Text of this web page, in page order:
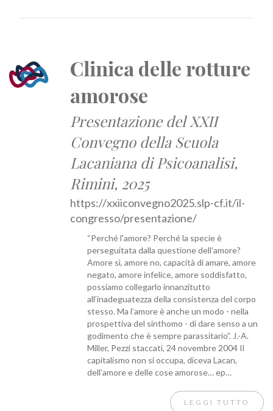
Clinica delle rotture
amorose
Presentazione del XXII
Convegno della Scuola
Lacaniana di Psicoanalisi,
Rimini, 2025
https://xxiiconvegno2025.slp-cf.it/il-
congresso/presentazione/
“Perché l'amore? Perché la specie è
perseguitata dalla questione dell’amore?
Amore sì, amore no, capacità di amare, amore
negato, amore infelice, amore soddisfatto,
possiamo collegarlo innanzitutto
all’inadeguatezza della consistenza del corpo
stesso. Ma l’amore è anche un modo - nella
prospettiva del sinthomo - di dare senso a un
godimento che è sempre parassitario”. J.-A.
Miller, Pezzi staccati, 24 novembre 2004 Il
capitalismo non si occupa, diceva Lacan,
dell’amore e delle cose amorose… ep…
LEGGI TUTTO